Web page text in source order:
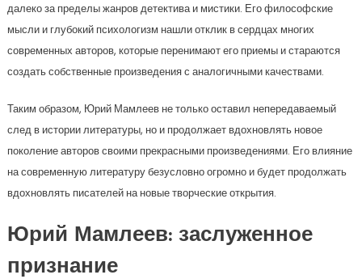
далеко за пределы жанров детектива и мистики. Его философские
мысли и глубокий психологизм нашли отклик в сердцах многих
современных авторов, которые перенимают его приемы и стараются
создать собственные произведения с аналогичными качествами.
Таким образом, Юрий Мамлеев не только оставил непередаваемый
след в истории литературы, но и продолжает вдохновлять новое
поколение авторов своими прекрасными произведениями. Его влияние
на современную литературу безусловно огромно и будет продолжать
вдохновлять писателей на новые творческие открытия.
Юрий Мамлеев: заслуженное
признание